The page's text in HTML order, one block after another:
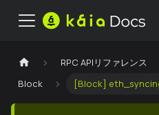
RPC APIリファレンス
Block
[Block]